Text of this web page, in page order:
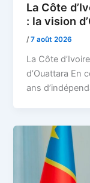
La Côte
: la vision
/7 août 2026
La Côte
d’Ouattara En
ans